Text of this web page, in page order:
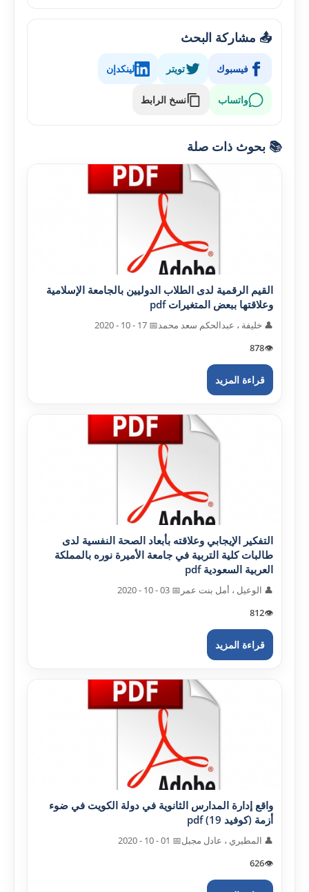
📤 مشاركة البحث
فيسبوك تويتر لينكدإن
واتساب نسخ الرابط
📚 بحوث ذات صلة
القيم الرقمية لدى الطلاب الدوليين بالجامعة الإسلامية
وعلاقتها ببعض المتغيرات pdf
👤 خليفة ، عبدالحکم سعد محمد📅 17 - 10 - 2020
👁️
878
قراءة المزيد
التفکير الإيجابي وعلاقته بأبعاد الصحة النفسية لدى
طالبات کلية التربية في جامعة الأميرة نوره بالمملکة
العربية السعودية pdf
👤 الوعيل ، أمل بنت عمر 📅 03 - 10 - 2020
👁️
812
قراءة المزيد
واقع إدارة المدارس الثانوية في دولة الکويت في ضوء
أزمة (کوفيد 19) pdf
👤 المطيري ، عادل مجبل📅 01 - 10 - 2020
👁️
626